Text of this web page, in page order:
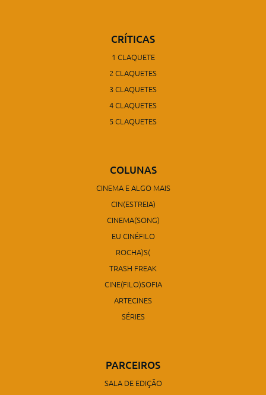
CRÍTICAS
1 CLAQUETE
2 CLAQUETES
3 CLAQUETES
4 CLAQUETES
5 CLAQUETES
COLUNAS
CINEMA E ALGO MAIS
CIN(ESTREIA)
CINEMA(SONG)
EU CINÉFILO
ROCHA)S(
TRASH FREAK
CINE(FILO)SOFIA
ARTECINES
SÉRIES
PARCEIROS
SALA DE EDIÇÃO